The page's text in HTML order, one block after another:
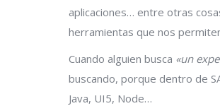
aplicaciones… entre otras
herramientas que nos
Cuando alguien busca «un
buscando, porque dentro de
Java, UI5, Node…